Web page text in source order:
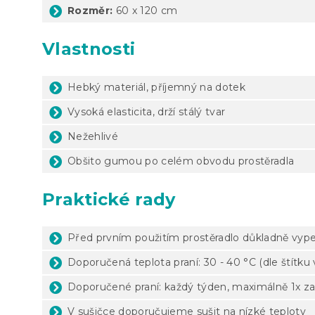
Rozměr: 60 x 120 cm
Vlastnosti
Hebký materiál, příjemný na dotek
Vysoká elasticita, drží stálý tvar
Nežehlivé
Obšito gumou po celém obvodu prostěradla
Praktické rady
Před prvním použitím prostěradlo důkladně
Doporučená teplota praní: 30 - 40 °C (dle štítku
Doporučené praní: každý týden, maximálně 1x
V sušičce doporučujeme sušit na nízké teploty